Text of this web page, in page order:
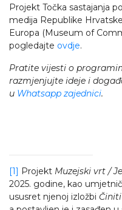
Projekt Točka sastajanja
medija Republike
Europa (Museum of
pogledajte ovdje.
Pratite vijesti o
razmjenjujte ideje i
u Whatsapp zajednici.
[1] Projekt Muzejski vrt /
2025. godine, kao
ususret njenoj izložbi